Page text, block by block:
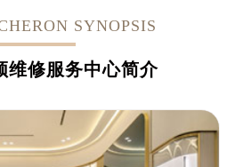
SYNOPSIS
维修服务中心简介